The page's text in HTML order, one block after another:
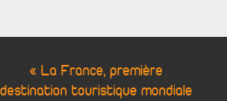
« La France, première
destination touristique mondiale